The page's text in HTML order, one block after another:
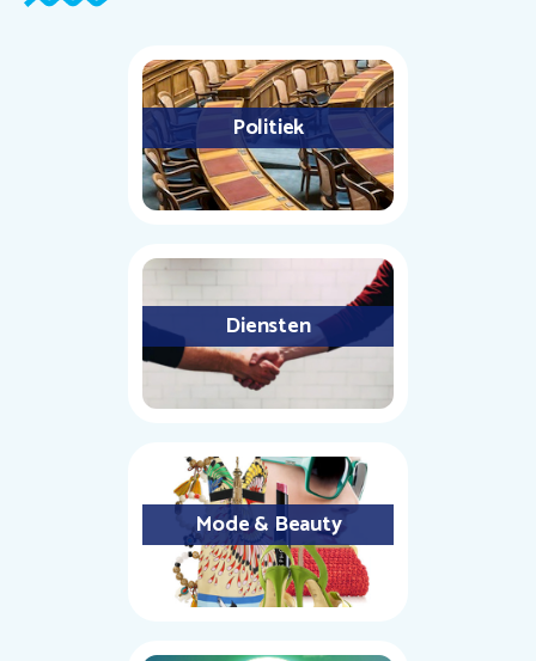
Politiek
Diensten
Mode & Beauty